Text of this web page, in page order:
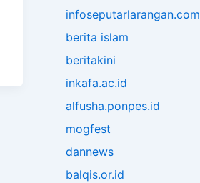
infoseputarlarangan.com
berita islam
beritakini
inkafa.ac.id
alfusha.ponpes.id
mogfest
dannews
balqis.or.id